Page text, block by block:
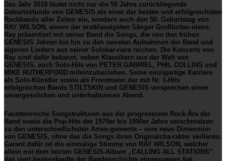
Das Jahr 2018 läutet nicht nur die 50 Jahre zurückliegende
Geburtsstunde von GENESIS als einer der besten und erfolgreichsten
Rockbands aller Zeiten ein, sondern auch den 50. Geburtstag von
RAY WILSON, einem der erstklassigsten Sänger Großbritan-niens.
Ray präsentiert mit seiner Band die Songs, die von den frühen
GENESIS Jahren bis hin zu den neusten Aufnahmen der Band und
eigenen Liedern aus seiner Solokar-riere reichen. Die Konzerte von
Ray sind dafür bekannt, neben Klassikern aus der Welt von
GENESIS, auch Solo-Hits von PETER GABRIEL, PHIL COLLINS und
MIKE RUTHERFORD miteinzubeziehen. Seine einzigartige Karriere
als Solo-Künstler sowie als Frontmann der mit Nr. 1-Hits
erfolgreichen Bands STILTSKIN und GENESIS versprechen einen
unvergesslichen und unterhaltsamen Abend.
Facettenreiche Songstrukturen aus der progressiven Rock-Ära der
Band sowie die Pop-Hits der 1970er bis 1990er Jahre verschmelzen
zu den unterschiedlichsten Arran-gements – eine neue Dimension
von GENESIS, ohne das die Songs ihren Originalcha-rakter verlieren.
Garant dafür ist die einmalige Stimme von RAY WILSON , welcher
allein mit dem letzten GENESIS-Album „CALLING ALL STATIONS”
das viert bestverkaufte der Bandgeschichte eingesungen hat.